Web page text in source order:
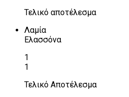
Τελικό αποτέλεσμα
Λαμία
Ελασσόνα
1
1
Τελικό Αποτέλεσμα